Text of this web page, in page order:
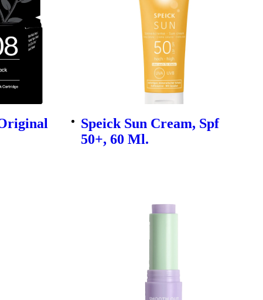
Speick Sun Cream, Spf
50+, 60 Ml.